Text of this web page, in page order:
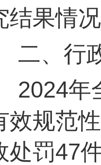
结果情况
二、行
2024年
效规范
处罚47